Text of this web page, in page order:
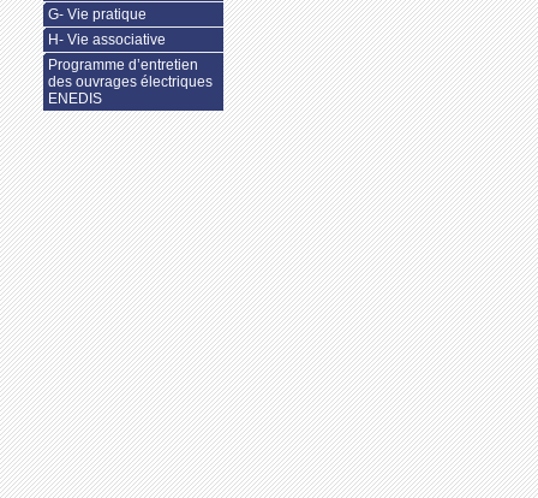
G- Vie pratique
H- Vie associative
Programme d’entretien
des ouvrages électriques
ENEDIS